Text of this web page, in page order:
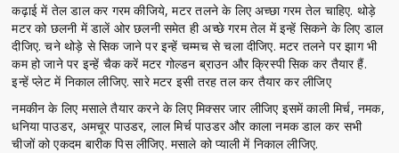
कढ़ाई में तेल डाल कर गरम कीजिये, मटर तलने के लिए अच्छा गरम तेल चाहिए. थोड़े
मटर को छलनी में डालें ओर छलनी समेत ही अच्छे गरम तेल में इन्हें सिकने के लिए डाल
दीजिए. चने थोड़े से सिक जाने पर इन्हें चम्मच से चला दीजिए. मटर तलने पर झाग भी
कम हो जाने पर इन्हें चैक करें मटर गोल्डन ब्राउन और क्रिस्पी सिक कर तैयार हैं.
इन्हें प्लेट में निकाल लीजिए. सारे मटर इसी तरह तल कर तैयार कर लीजिए
नमकीन के लिए मसाले तैयार करने के लिए मिक्सर जार लीजिए इसमें काली मिर्च, नमक,
धनिया पाउडर, अमचूर पाउडर, लाल मिर्च पाउडर और काला नमक डाल कर सभी
चीजों को एकदम बारीक पिस लीजिए. मसाले को प्याली में निकाल लीजिए.